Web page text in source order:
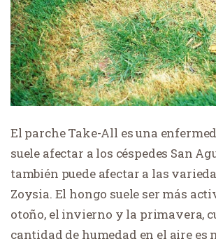
El parche Take-All es una
suele afectar a los céspedes San
también puede afectar a las
Zoysia. El hongo suele ser más
otoño, el invierno y la primavera,
cantidad de humedad en el aire es